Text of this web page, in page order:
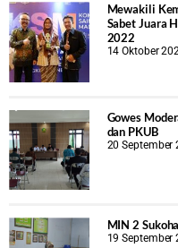
Mewakili
Sabet Juara
2022
14 Oktober
Gowes
dan PKUB
20 September
MIN 2
19 September